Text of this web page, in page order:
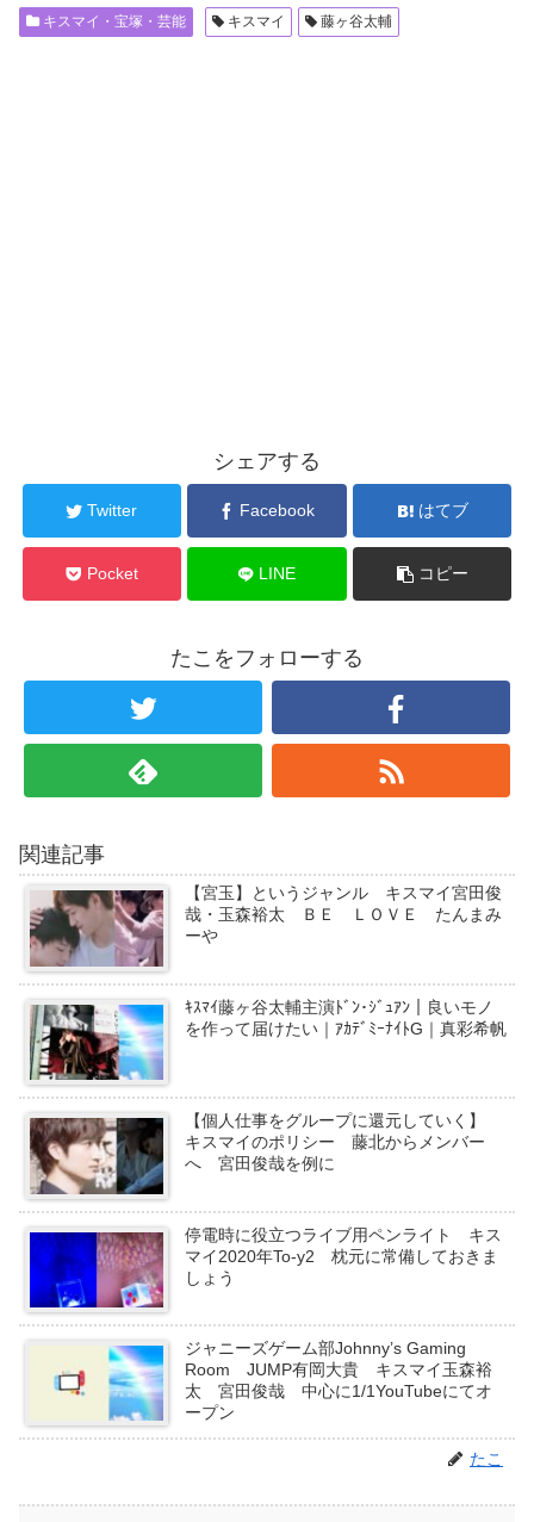
キスマイ・宝塚・芸能 キスマイ 藤ヶ谷太輔
シェアする
Twitter Facebook はてブ
Pocket LINE コピー
たこをフォローする
関連記事
【宮玉】というジャンル キスマイ宮田俊
哉・玉森裕太 ＢＥ ＬＯＶＥ たんまみ
ーや
ｷｽﾏｲ藤ヶ谷太輔主演ﾄﾞﾝ･ｼﾞｭｱﾝ｜良いモノ
を作って届けたい｜ｱｶﾃﾞﾐｰﾅｲﾄG｜真彩希帆
【個人仕事をグループに還元していく】
キスマイのポリシー 藤北からメンバー
へ 宮田俊哉を例に
停電時に役立つライブ用ペンライト キス
マイ2020年To-y2 枕元に常備しておきま
しょう
ジャニーズゲーム部Johnny’s Gaming
Room JUMP有岡大貴 キスマイ玉森裕
太 宮田俊哉 中心に1/1YouTubeにてオ
ープン
たこ